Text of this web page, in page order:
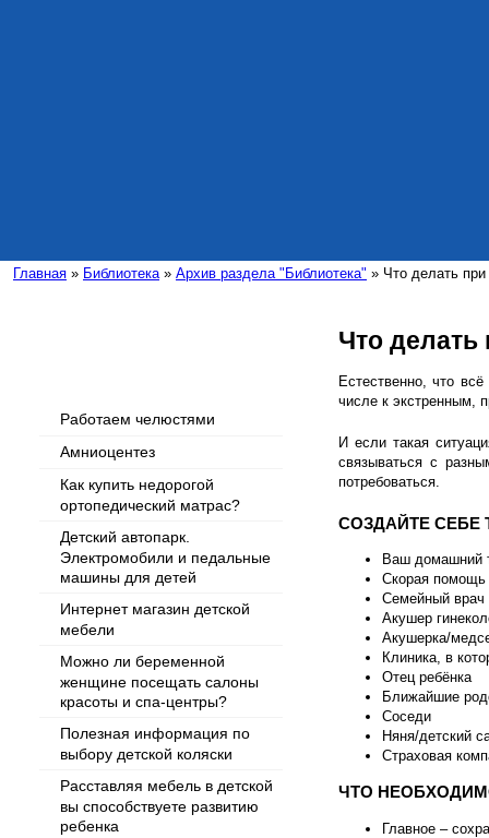
Главная » Библиотека» Архив раздела "Библиотека" » Что делать
Работаем челюстями
Амниоцентез
Как купить недорогой
ортопедический матрас?
Детский автопарк.
Электромобили и педальные
машины для детей
Интернет магазин детской
мебели
Можно ли беременной
женщине посещать салоны
красоты и спа-центры?
Полезная информация по
выбору детской коляски
Расставляя мебель в детской
вы способствуете развитию
ребенка
Что
Естественно, что
числе к экстренным,
И если такая
связываться с
потребоваться.
СОЗДАЙТЕ СЕБЕ
Ваш домашний
Скорая помощь
Семейный врач
Акушер
Акушерка/
Клиника, в
Отец ребёнка
Ближайшие
Соседи
Няня/детский
Страховая
ЧТО
Главное –